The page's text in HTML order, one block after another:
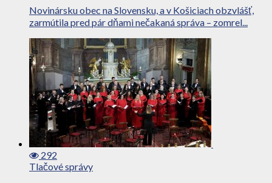
Novinársku obec na Slovensku, a v Košiciach obzvlášť,
zarmútila pred pár dňami nečakaná správa – zomrel...
292
Tlačové správy